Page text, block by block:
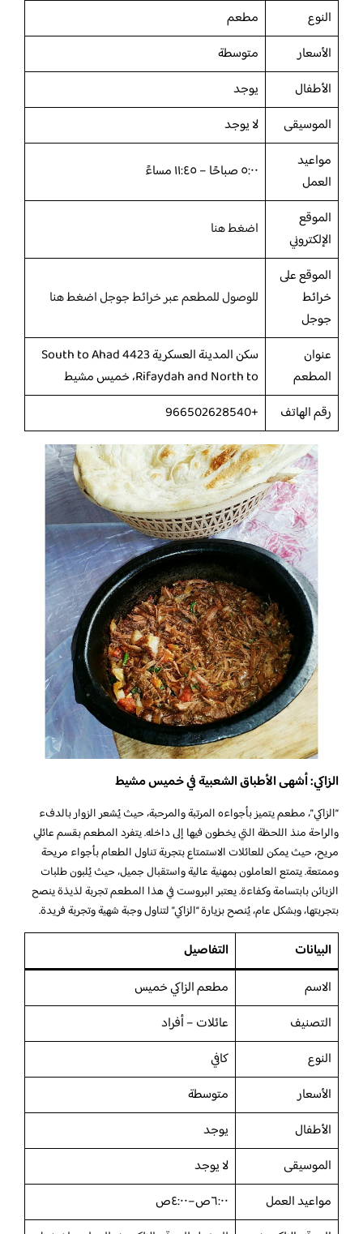
النوع
مطعم
الأسعار
متوسطة
الأطفال
يوجد
الموسيقى
لا يوجد
مواعيد
العمل
٥:٠٠ صباحًا – ١١:٤٥ مساءً
الموقع
الإلكتروني
اضغط هنا
الموقع على
خرائط
جوجل
للوصول للمطعم عبر خرائط جوجل اضغط هنا
عنوان
المطعم
سكن المدينة العسكرية 4423 South to Ahad
Rifaydah and North to، خميس مشيط
رقم الهاتف
+966502628540
الزاكي: أشهى الأطباق الشعبية في خميس مشيط
“الزاكي”، مطعم يتميز بأجواءه المرتبة والمرحبة، حيث يُشعر الزوار بالدفء
والراحة منذ اللحظة التي يخطون فيها إلى داخله. يتفرد المطعم بقسم عائلي
مريح، حيث يمكن للعائلات الاستمتاع بتجربة تناول الطعام بأجواء مريحة
وممتعة. يتمتع العاملون بمهنية عالية واستقبال جميل، حيث يُلبون طلبات
الزبائن بابتسامة وكفاءة. يعتبر البروست في هذا المطعم تجربة لذيذة ينصح
بتجربتها، وبشكل عام، يُنصح بزيارة “الزاكي” لتناول وجبة شهية وتجربة فريدة.
البيانات
التفاصيل
الاسم
مطعم الزاكي خميس
التصنيف
عائلات – أفراد
النوع
كافي
الأسعار
متوسطة
الأطفال
يوجد
الموسيقى
لا يوجد
مواعيد العمل
٦:٠٠ص–٤:٠٠ص